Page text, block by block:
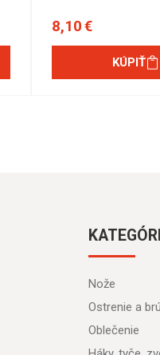
8,10 €
KÚPIŤ
Nože
Ostrenie a
Oblečenie